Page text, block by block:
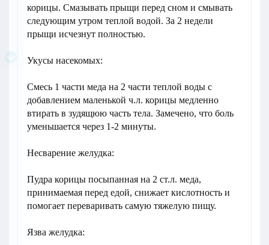
корицы. Смазывать прыщи перед сном и смывать
следующим утром теплой водой. За 2 недели
прыщи исчезнут полностью.
Укусы насекомых:
Смесь 1 части меда на 2 части теплой воды с
добавлением маленькой ч.л. корицы медленно
втирать в зудящюю часть тела. Замечено, что боль
уменьшается через 1-2 минуты.
Несварение желудка:
Пудра корицы посыпанная на 2 ст.л. меда,
принимаемая перед едой, снижает кислотность и
помогает переваривать самую тяжелую пищу.
Язва желудка: